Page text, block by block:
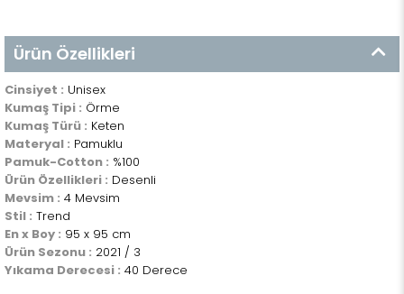
Ürün Özellikleri
Cinsiyet : Unisex
Kumaş Tipi : Örme
Kumaş Türü : Keten
Materyal : Pamuklu
Pamuk-Cotton : %100
Ürün Özellikleri : Desenli
Mevsim : 4 Mevsim
Stil : Trend
En x Boy : 95 x 95 cm
Ürün Sezonu : 2021 / 3
Yıkama Derecesi : 40 Derece